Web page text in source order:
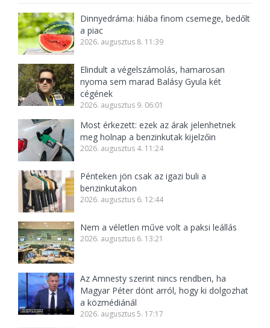
Dinnyedráma: hiába finom csemege, bedőlt
a piac
2026. augusztus 8. 11:39
Elindult a végelszámolás, hamarosan
nyoma sem marad Balásy Gyula két
cégének
2026. augusztus 9. 06:01
Most érkezett: ezek az árak jelenhetnek
meg holnap a benzinkutak kijelzőin
2026. augusztus 4. 11:24
Pénteken jön csak az igazi buli a
benzinkutakon
2026. augusztus 6. 12:44
Nem a véletlen műve volt a paksi leállás
2026. augusztus 6. 13:21
Az Amnesty szerint nincs rendben, ha
Magyar Péter dönt arról, hogy ki dolgozhat
a közmédiánál
2026. augusztus 5. 17:17